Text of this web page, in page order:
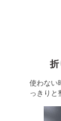
折
使わない
っきりと